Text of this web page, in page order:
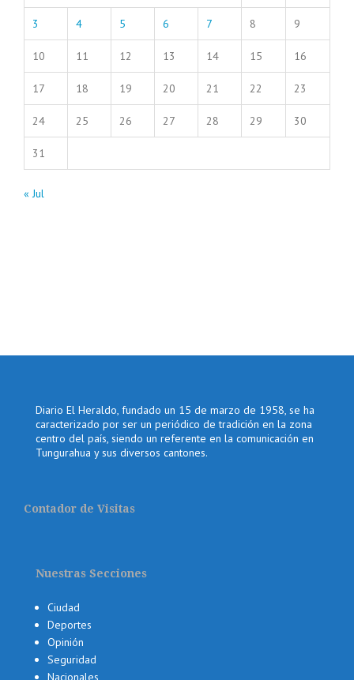
3 4 5 6 7 8 9
10 11 12 13 14 15 16
17 18 19 20 21 22 23
24 25 26 27 28 29 30
31
« Jul
Diario El Heraldo, fundado un 15 de marzo de 1958, se ha
caracterizado por ser un periódico de tradición en la zona
centro del país, siendo un referente en la comunicación en
Tungurahua y sus diversos cantones.
Contador de Visitas
Nuestras Secciones
Ciudad
Deportes
Opinión
Seguridad
Nacionales